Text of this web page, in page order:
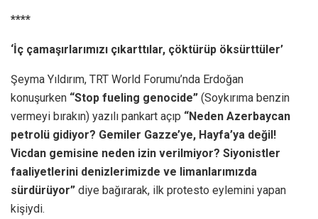
****
‘İç çamaşırlarımızı çıkarttılar, çöktürüp öksürttüler’
Şeyma Yıldırım, TRT World Forumu’nda Erdoğan
konuşurken “Stop fueling genocide” (Soykırıma benzin
vermeyi bırakın) yazılı pankart açıp “Neden Azerbaycan
petrolü gidiyor? Gemiler Gazze’ye, Hayfa’ya değil!
Vicdan gemisine neden izin verilmiyor? Siyonistler
faaliyetlerini denizlerimizde ve limanlarımızda
sürdürüyor” diye bağırarak, ilk protesto eylemini yapan
kişiydi.